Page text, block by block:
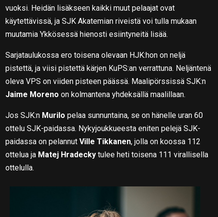
vuoksi. Heidän lisäkseen kaikki muut pelaajat ovat
käytettävissä, ja SJK Akatemian riveistä voi tulla mukaan
muutamia Ykkösessä hienosti esiintyneitä lisää.
Sarjataulukossa ero toisena olevaan HJK:hon on neljä
pistettä, ja viisi pistettä kärjen KuPS:an verrattuna. Neljäntenä
oleva VPS on viiden pisteen päässä. Maalipörssissä SJK:n
Jaime Moreno on kolmantena yhdeksällä maalillaan.
Jos SJK:n Murilo pelaa sunnuntaina, se on hänelle uran 60
ottelu SJK-paidassa. Nykyjoukkueesta eniten pelejä SJK-
paidassa on pelannutVille Tikkanen, jolla on koossa 112
ottelua ja Matej Hradecky tulee heti toisena 111 virallisella
ottelulla.